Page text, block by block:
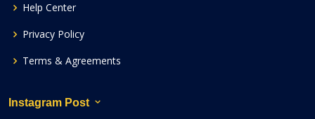
Help Center
Privacy Policy
Terms & Agreements
Instagram Post